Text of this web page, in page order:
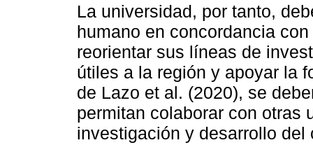
La universidad, por tanto,
humano en concordancia
reorientar sus líneas de
útiles a la región y apoyar la
de Lazo et al. (2020), se
permitan colaborar con otras
investigación y desarrollo del